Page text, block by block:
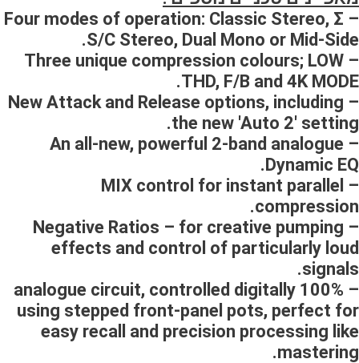
– Four modes of operation: Classic Stereo, Σ
S/C Stereo, Dual Mono or Mid-Side.
– Three unique compression colours; LOW
THD, F/B and 4K MODE.
– New Attack and Release options, including
the new 'Auto 2' setting.
– An all-new, powerful 2-band analogue
Dynamic EQ.
– MIX control for instant parallel
compression.
– Negative Ratios – for creative pumping
effects and control of particularly loud
signals.
– 100% analogue circuit, controlled digitally
using stepped front-panel pots, perfect for
easy recall and precision processing like
mastering.